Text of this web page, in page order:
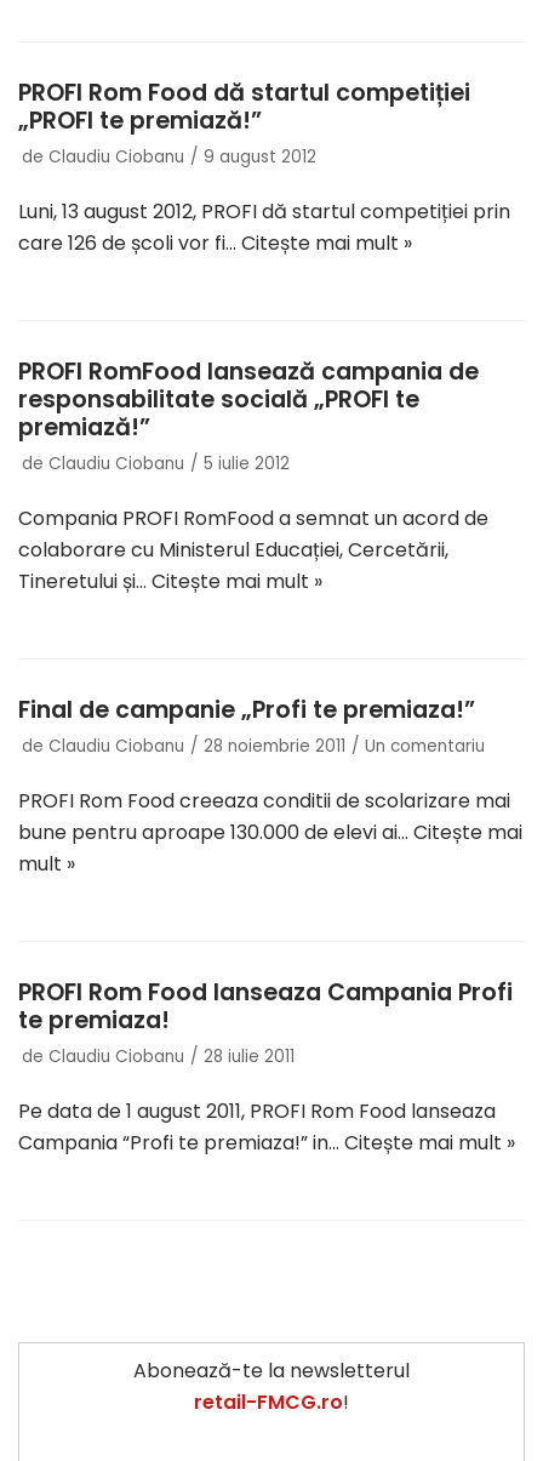
PROFI Rom Food dă startul competiției
„PROFI te premiază!”
de Claudiu Ciobanu 9 august 2012
Luni, 13 august 2012, PROFI dă startul competiției prin
care 126 de școli vor fi… Citește mai mult »
PROFI RomFood lansează campania de
responsabilitate socială „PROFI te
premiază!”
de Claudiu Ciobanu 5 iulie 2012
Compania PROFI RomFood a semnat un acord de
colaborare cu Ministerul Educației, Cercetării,
Tineretului și… Citește mai mult »
Final de campanie „Profi te premiaza!”
de Claudiu Ciobanu 28 noiembrie 2011 Un comentariu
PROFI Rom Food creeaza conditii de scolarizare mai
bune pentru aproape 130.000 de elevi ai… Citește mai
mult »
PROFI Rom Food lanseaza Campania Profi
te premiaza!
de Claudiu Ciobanu 28 iulie 2011
Pe data de 1 august 2011, PROFI Rom Food lanseaza
Campania “Profi te premiaza!” in… Citește mai mult »
Abonează-te la newsletterul
retail-FMCG.ro!